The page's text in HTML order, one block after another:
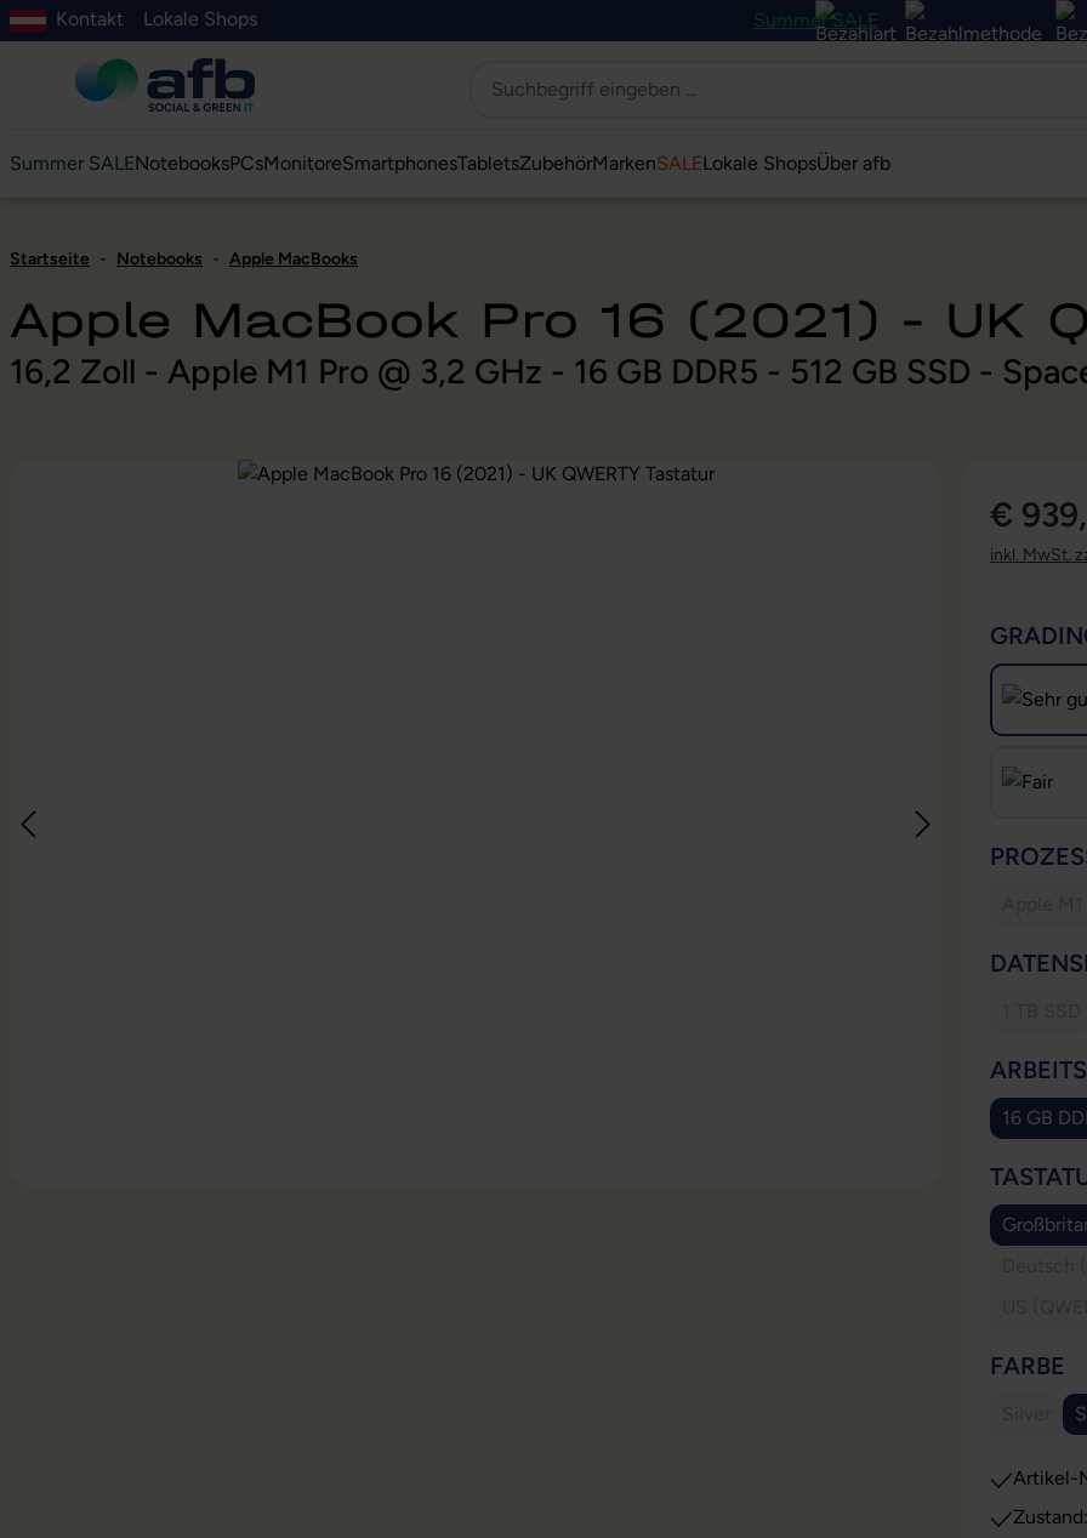
springen
Suche springen
Zur Hauptnavigation springen
Zur Navigation der B2B-Plattform springen
Kontakt Lokale Shops Summer SALE
Summer SALENotebooksPCsMonitoreSmartphonesTabletsZubehörMarkenSALELokale ShopsÜber afb
Startseite - Notebooks - Apple MacBooks
Apple MacBook Pro 16 (2021) - UK
16,2 Zoll - Apple M1 Pro @ 3,2 GHz - 16 GB DDR5 - 512 GB SSD -
€
inkl. MwSt.
16 GB
FARBE
(Diese
Artikel-